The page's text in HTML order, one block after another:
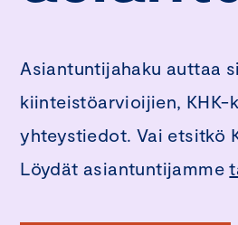
Asiantuntijahaku auttaa
kiinteistöarvioijien,
yhteystiedot. Vai etsitkö
Löydät asiantuntijamme